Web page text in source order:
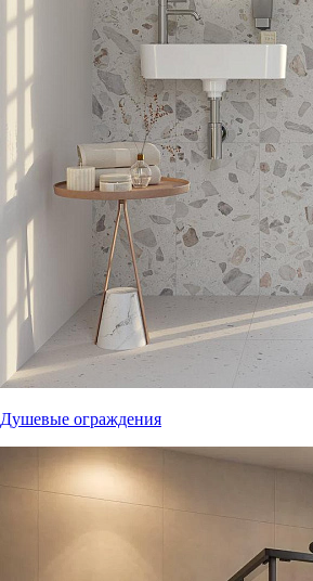
Душевые ограждения